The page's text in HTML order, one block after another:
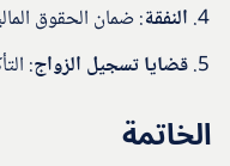
النفقة: ضمان الحقوق
قضايا تسجيل الزواج:
الخاتمة